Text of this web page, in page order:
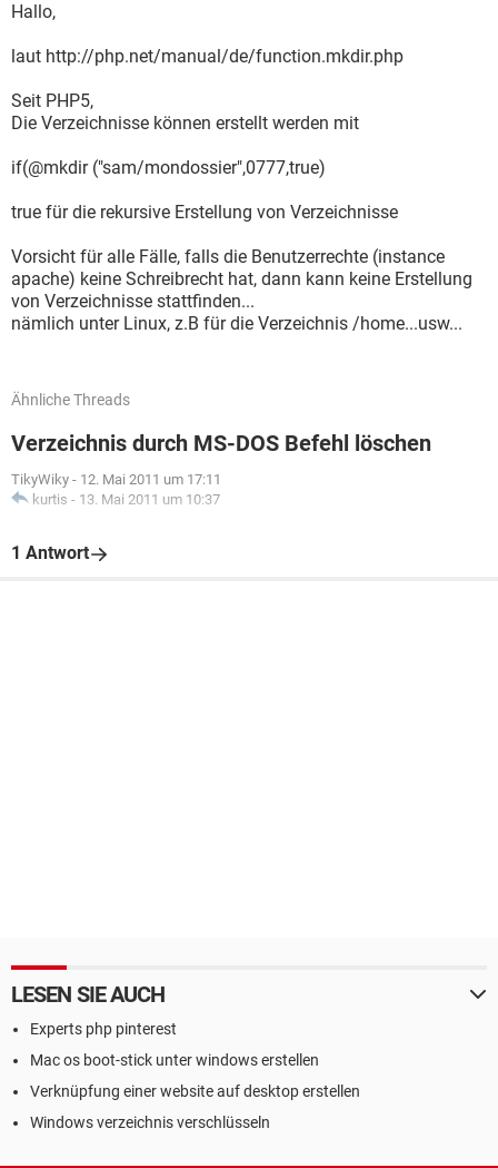
Hallo,
laut http://php.net/manual/de/function.mkdir.php
Seit PHP5,
Die Verzeichnisse können erstellt werden mit
if(@mkdir ("sam/mondossier",0777,true)
true für die rekursive Erstellung von Verzeichnisse
Vorsicht für alle Fälle, falls die Benutzerrechte (instance
apache) keine Schreibrecht hat, dann kann keine Erstellung
von Verzeichnisse stattfinden...
nämlich unter Linux, z.B für die Verzeichnis /home...usw...
Ähnliche Threads
Verzeichnis durch MS-DOS Befehl löschen
TikyWiky - 12. Mai 2011 um 17:11
kurtis - 13. Mai 2011 um 10:37
1 Antwort
LESEN SIE AUCH
Experts php pinterest
Mac os boot-stick unter windows erstellen
Verknüpfung einer website auf desktop erstellen
Windows verzeichnis verschlüsseln